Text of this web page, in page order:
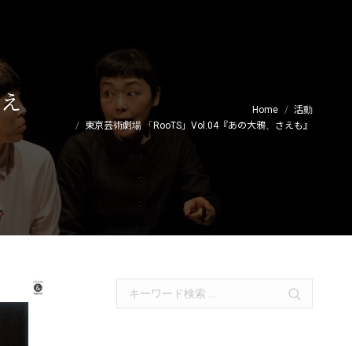
Home
活動
東京芸術劇場 「RooTS」Vol.04『あの大鴉、さえも』
Search: